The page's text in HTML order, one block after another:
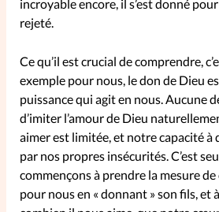
Mon compte
Changement d'adresse
Nous contacter
incroyable encore, il s’est donné
rejeté.
Ce qu’il est crucial de comprendre,
exemple pour nous, le don de Dieu
puissance qui agit en nous. Aucune
d’imiter l’amour de Dieu
aimer est limitée, et notre capacité à
par nos propres insécurités. C’est
commençons à prendre la mesure
pour nous en « donnant » son fils, et